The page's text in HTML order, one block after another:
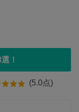
！
(5.0点)